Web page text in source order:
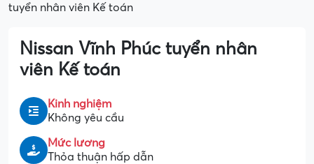
tuyển nhân viên Kế toán
Nissan Vĩnh Phúc tuyển nhân
viên Kế toán
Kinh nghiệm
Không yêu cầu
Mức lương
Thỏa thuận hấp dẫn